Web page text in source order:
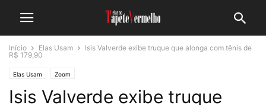
Início Elas Usam
Isis Valverde exibe truque que alonga com tênis de
R$ 179,90
Elas Usam Zoom
Isis Valverde exibe truque